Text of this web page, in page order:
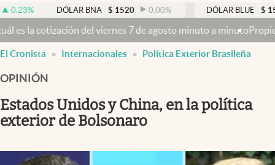
México
Colombia
Economía y Política
Finanzas y Mercados
Mercados Online
Negocios
Columnistas
Otras secciones
DÓLAR BNA $ 1520 0.00% DÓLAR BLUE $ 1530 -0.65
7 de agosto minuto a minuto Propiedad privada: con
El Cronista Internacionales Política Exterior Brasileña
OPINIÓN
Estados Unidos y China, en la política
exterior de Bolsonaro